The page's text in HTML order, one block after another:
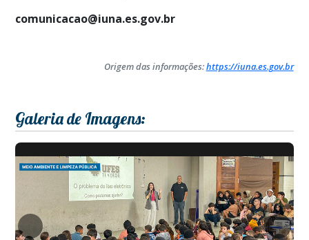
comunicacao@iuna.es.gov.br
Origem das informações:https://iuna.es.gov.br
Galeria de Imagens: